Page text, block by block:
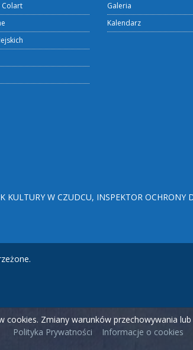
Colart
Galeria
Kalendarz
KULTURY W CZUDCU, INSPEKTOR
Zmiany warunków przechowywania
Polityka Prywatności
Informacje o cookies